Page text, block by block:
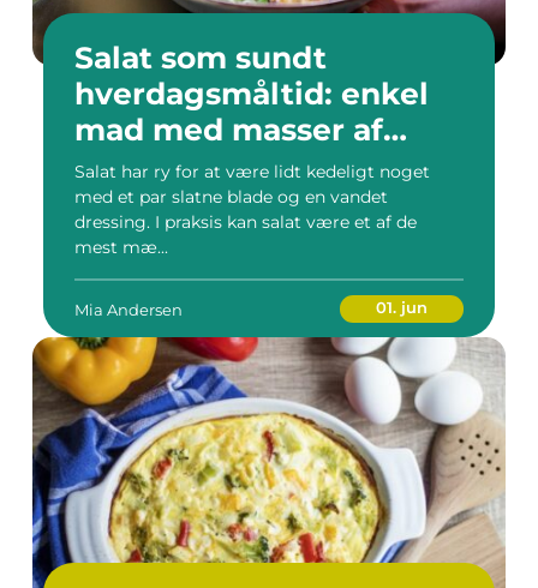
Salat som sundt
hverdagsmåltid: enkel
mad med masser af
smag
Salat har ry for at være lidt kedeligt noget
med et par slatne blade og en vandet
dressing. I praksis kan salat være et af de
mest mæ...
Mia Andersen 01. jun